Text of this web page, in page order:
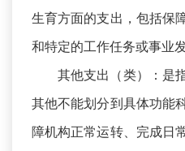
生育方面的支出，包括保
和特定的工作任务或事业
其他支出（类）：是
其他不能划分到具体功能
障机构正常运转、完成日